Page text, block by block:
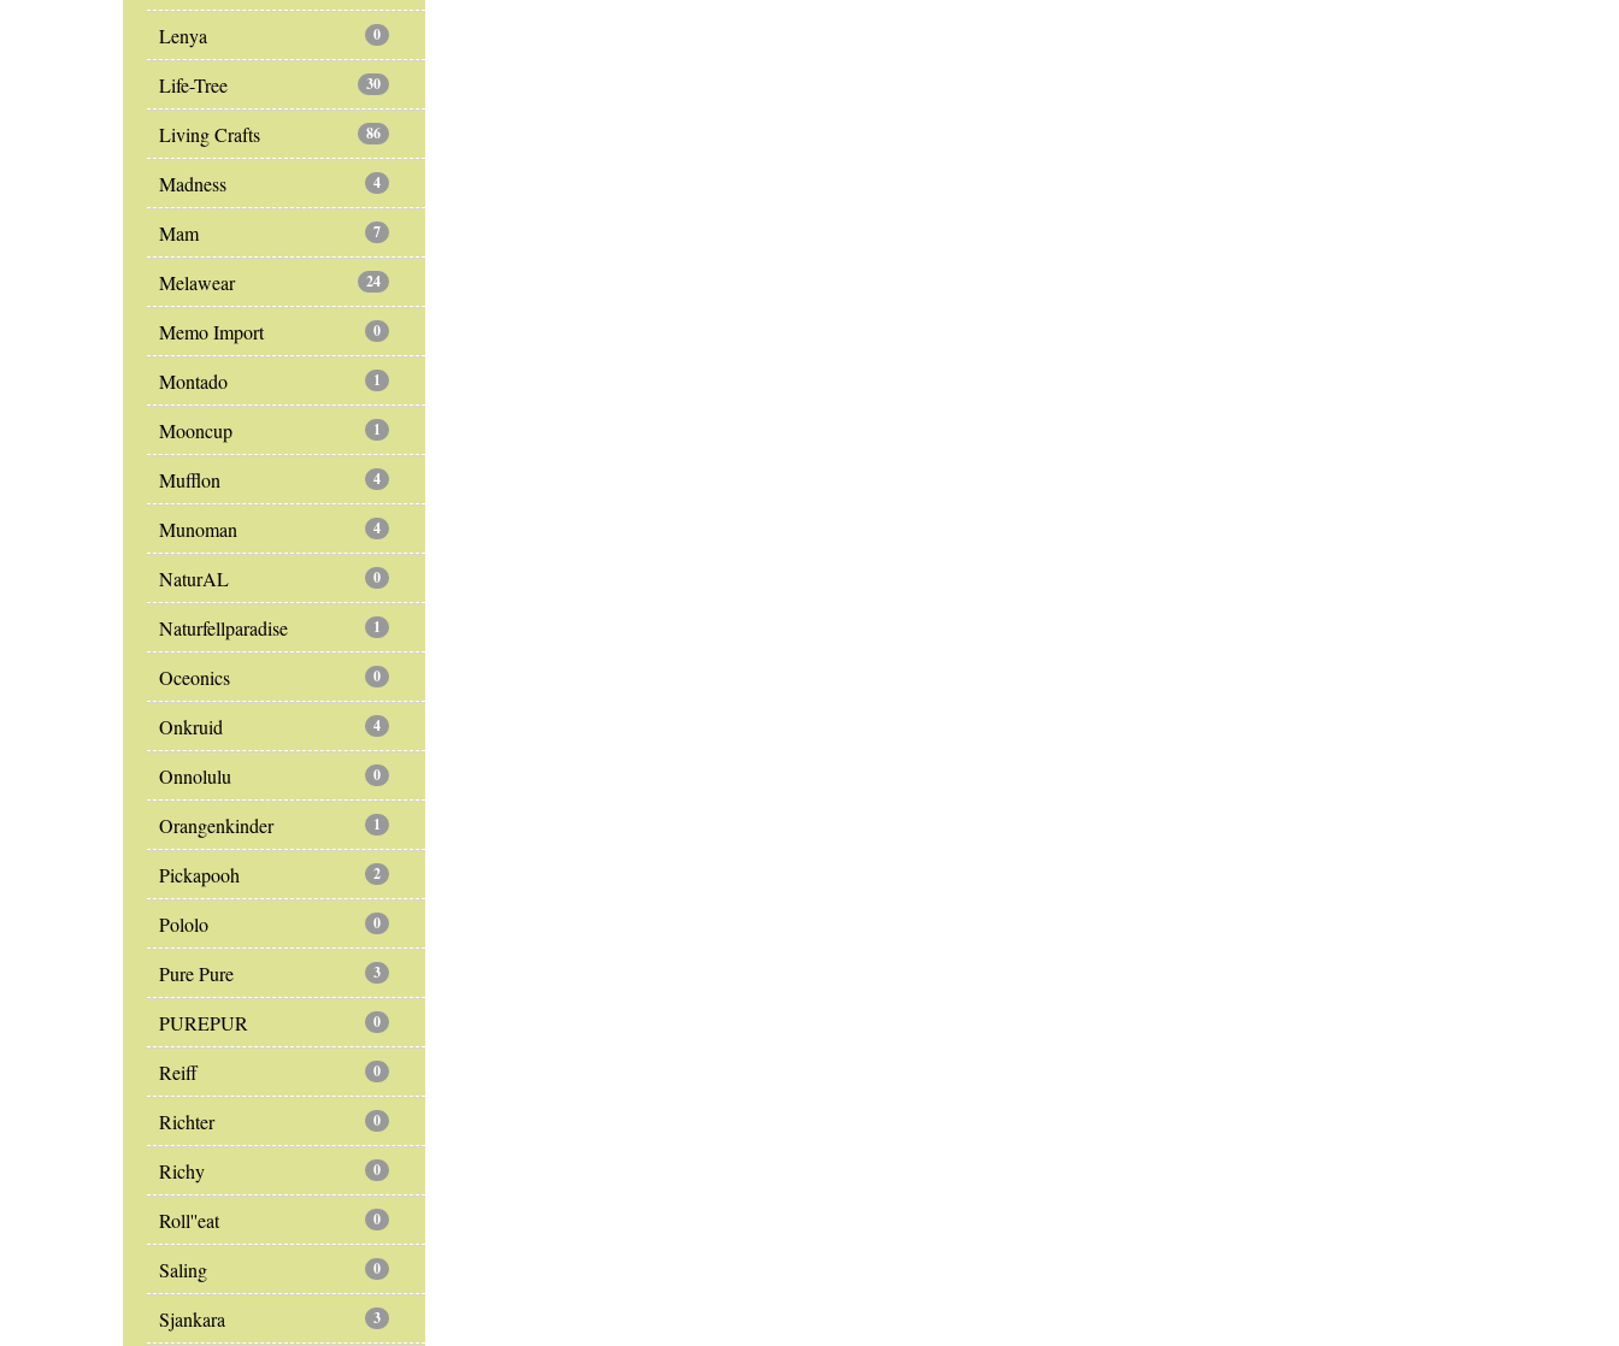
Lenya 0
Life-Tree 30
Living Crafts 86
Madness 4
Mam 7
Melawear 24
Memo Import 0
Montado 1
Mooncup 1
Mufflon 4
Munoman 4
NaturAL 0
Naturfellparadise 1
Oceonics 0
Onkruid 4
Onnolulu 0
Orangenkinder 1
Pickapooh 2
Pololo 0
Pure Pure 3
PUREPUR 0
Reiff 0
Richter 0
Richy 0
Roll''eat 0
Saling 0
Sjankara 3